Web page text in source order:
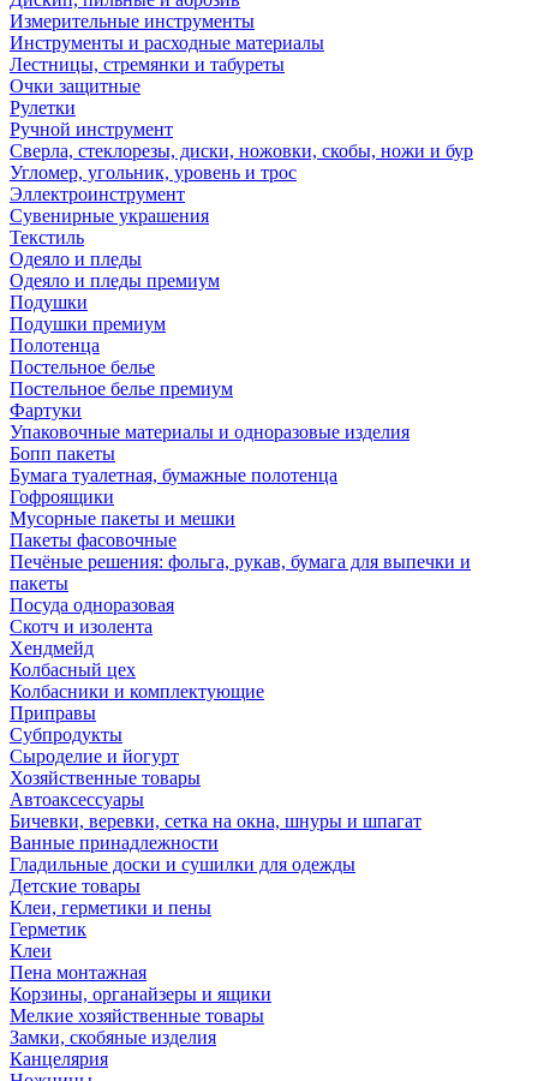
Измерительные инструменты
Инструменты и расходные материалы
Лестницы, стремянки и табуреты
Очки защитные
Рулетки
Ручной инструмент
Сверла, стеклорезы, диски, ножовки, скобы, ножи и бур
Угломер, угольник, уровень и трос
Эллектроинструмент
Сувенирные украшения
Текстиль
Одеяло и пледы
Одеяло и пледы премиум
Подушки
Подушки премиум
Полотенца
Постельное белье
Постельное белье премиум
Фартуки
Упаковочные материалы и одноразовые изделия
Бопп пакеты
Бумага туалетная, бумажные полотенца
Гофроящики
Мусорные пакеты и мешки
Пакеты фасовочные
Печёные решения: фольга, рукав, бумага для выпечки и
пакеты
Посуда одноразовая
Скотч и изолента
Хендмейд
Колбасный цех
Колбасники и комплектующие
Приправы
Субпродукты
Сыроделие и йогурт
Хозяйственные товары
Автоаксессуары
Бичевки, веревки, сетка на окна, шнуры и шпагат
Ванные принадлежности
Гладильные доски и сушилки для одежды
Детские товары
Клеи, герметики и пены
Герметик
Клеи
Пена монтажная
Корзины, органайзеры и ящики
Мелкие хозяйственные товары
Замки, скобяные изделия
Канцелярия